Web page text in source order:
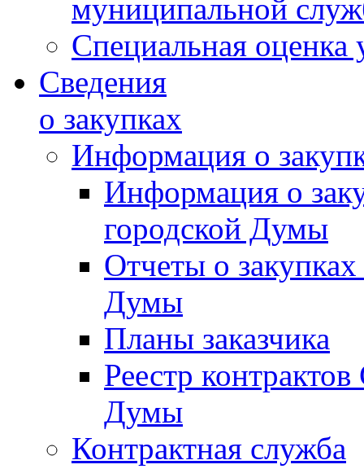
муниципальной
Специальная оценка
Сведения
о закупках
Информация о
Информация о
городской Думы
Отчеты о
Думы
Планы заказчика
Реестр
Думы
Контрактная служба